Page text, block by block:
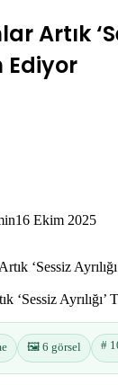
Artık
Ediyor
16 Ekim 2025
‘Sessiz Ayrılığı’
🖼️ 6 görsel #